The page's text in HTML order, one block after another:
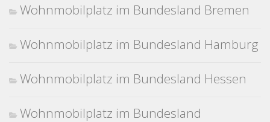
Wohnmobilplatz im Bundesland Bremen
Wohnmobilplatz im Bundesland Hamburg
Wohnmobilplatz im Bundesland Hessen
Wohnmobilplatz im Bundesland